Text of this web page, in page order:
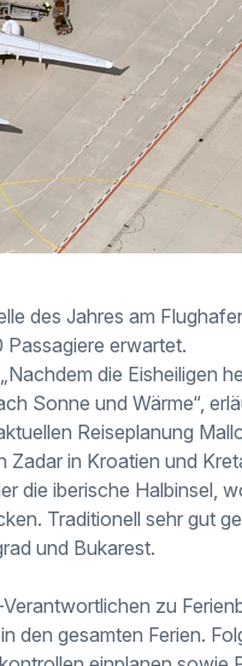
des Jahres am
Passagiere erwartet.
die Eisheiligen
Sonne und Wärme“,
Reiseplanung
in Kroatien und
die iberische Halbinsel,
Traditionell sehr gut
und Bukarest.
zu
den gesamten Ferien.